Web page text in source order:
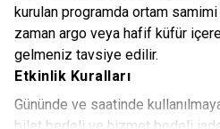
kurulan programda ortam
zaman argo veya hafif küfür
gelmeniz tavsiye edilir.
Etkinlik Kuralları
Gününde ve saatinde